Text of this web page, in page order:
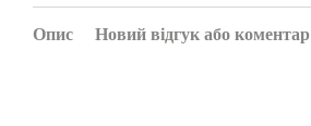
Опис Новий відгук або коментар